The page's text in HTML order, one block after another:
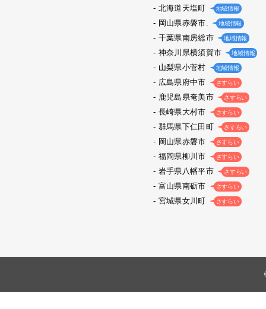
北海道天塩町 地域情報
岡山県赤磐市. 地域情報
千葉県南房総市 地域情報
神奈川県横須賀市 地域情報
山梨県小菅村 地域情報
広島県府中市 さすらい
鹿児島県奄美市 さすらい
長崎県大村市 さすらい
群馬県下仁田町 さすらい
岡山県赤磐市 さすらい
福岡県柳川市 さすらい
岩手県八幡平市 さすらい
富山県南砺市 さすらい
宮城県女川町 さすらい